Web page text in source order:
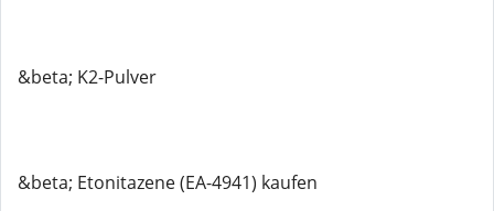
&beta; K2-Pulver
&beta; Etonitazene (EA-4941) kaufen